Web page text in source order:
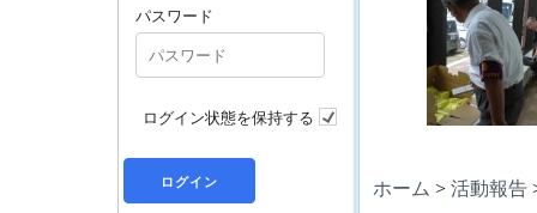
ホーム >活動報告
パスワード
ログイン状態を保持する